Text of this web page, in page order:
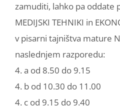
zamuditi, lahko pa oddate
MEDIJSKI TEHNIKI in
v pisarni tajništva mature
naslednjem razporedu:
4. a od 8.50 do 9.15
4. b od 10.30 do 11.00
4. c od 9.15 do 9.40